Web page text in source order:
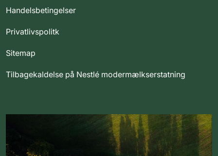
Handelsbetingelser
Privatlivspolitk
Sitemap
Tilbagekaldelse på Nestlé modermælkserstatning